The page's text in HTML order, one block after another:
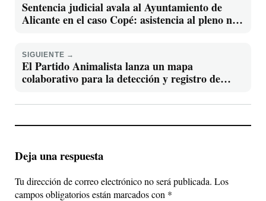
Sentencia judicial avala al Ayuntamiento de
Alicante en el caso Copé: asistencia al pleno no
SIGUIENTE →
El Partido Animalista lanza un mapa
colaborativo para la detección y registro de
Deja una respuesta
Tu dirección de correo electrónico no será publicada. Los
campos obligatorios están marcados con *